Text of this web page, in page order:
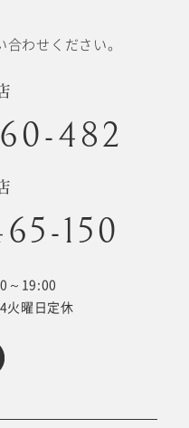
わせください。
482
150
～19:00
火曜日定休